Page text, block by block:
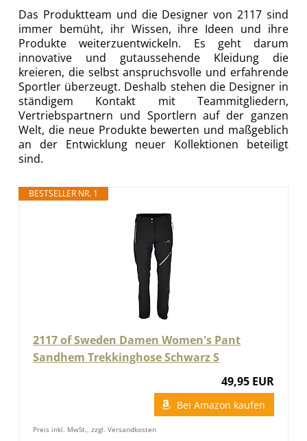
Das Produktteam und die Designer von 2117 sind
immer bemüht, ihr Wissen, ihre Ideen und ihre
Produkte weiterzuentwickeln. Es geht darum
innovative und gutaussehende Kleidung die
kreieren, die selbst anspruchsvolle und erfahrende
Sportler überzeugt. Deshalb stehen die Designer in
ständigem Kontakt mit Teammitgliedern,
Vertriebspartnern und Sportlern auf der ganzen
Welt, die neue Produkte bewerten und maßgeblich
an der Entwicklung neuer Kollektionen beteiligt
sind.
BESTSELLER NR. 1
2117 of Sweden Damen Women's Pant
Sandhem Trekkinghose Schwarz S
49,95 EUR
Bei Amazon kaufen
Preis inkl. MwSt., zzgl. Versandkosten